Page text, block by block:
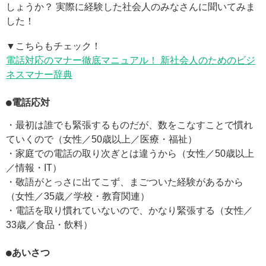
しょうか？ 実際に経験した社会人のみなさんに聞いてみま
した！
▼こちらもチェック！
電話対応のマナー徹底マニュアル！ 新社会人のためのビジ
ネスマナー辞典
●電話応対
・最初は誰でも緊張するものだが、数をこなすことで慣れ
ていくので（女性／50歳以上／医療・福祉）
・家庭での電話の取り次ぎとは違うから（女性／50歳以上
／情報・IT）
・敬語がとっさに出てこず、まごついた経験があるから
（女性／35歳／学校・教育関連）
・電話を取り慣れていないので、かなり緊張する（女性／
33歳／食品・飲料）
●あいさつ